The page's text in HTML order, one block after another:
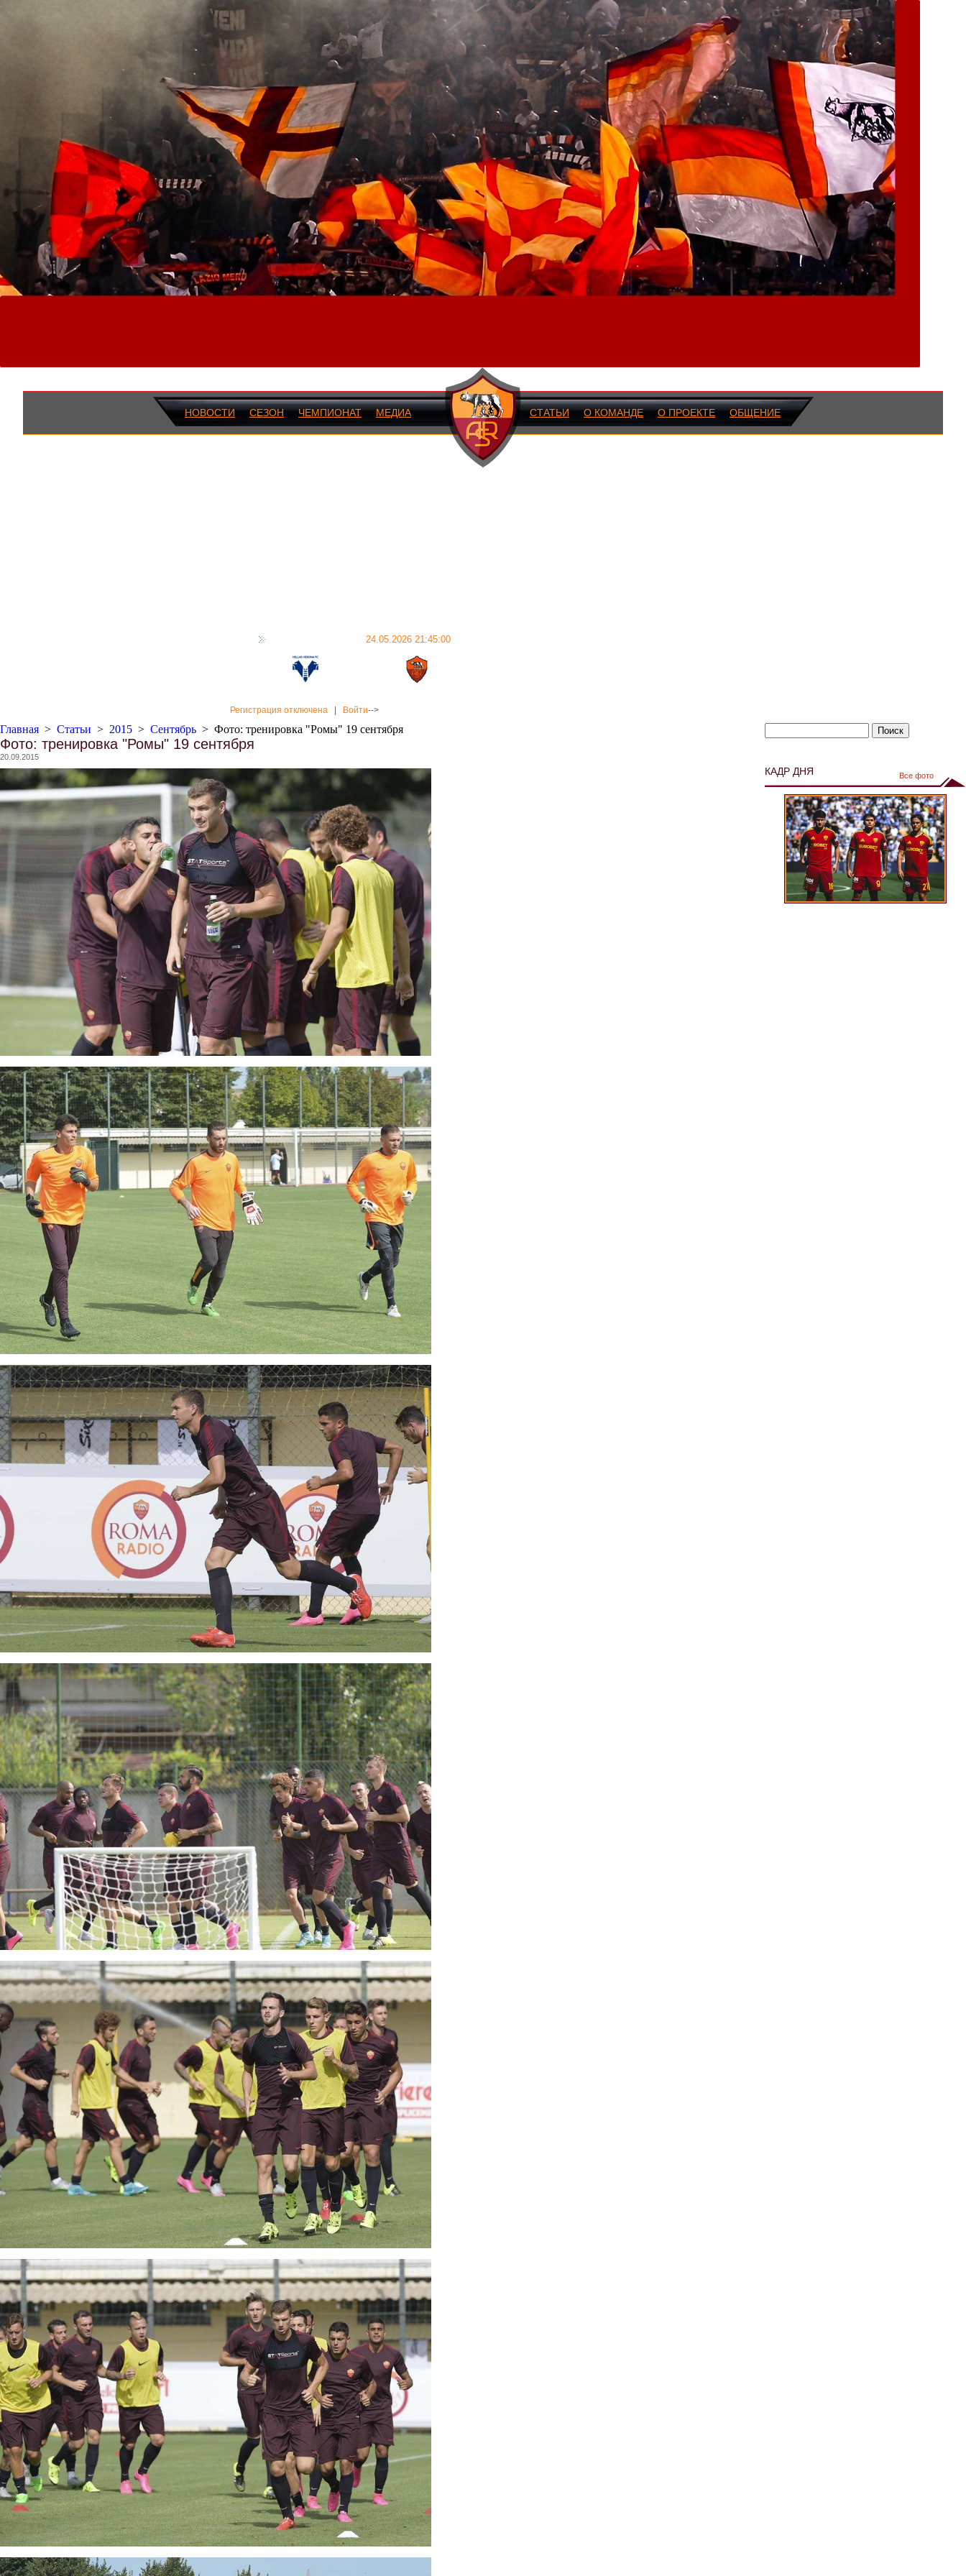
НОВОСТИ СЕЗОН ЧЕМПИОНАТ МЕДИА СТАТЬИ О КОМАНДЕ О ПРОЕКТЕ ОБЩЕНИЕ
24.05.2026 21:45:00
Регистрация отключена Войти-->
Главная > Статьи > 2015 > Сентябрь > Фото: тренировка "Ромы" 19 сентября
Фото: тренировка "Ромы" 19 сентября
20.09.2015
КАДР ДНЯ Все фото